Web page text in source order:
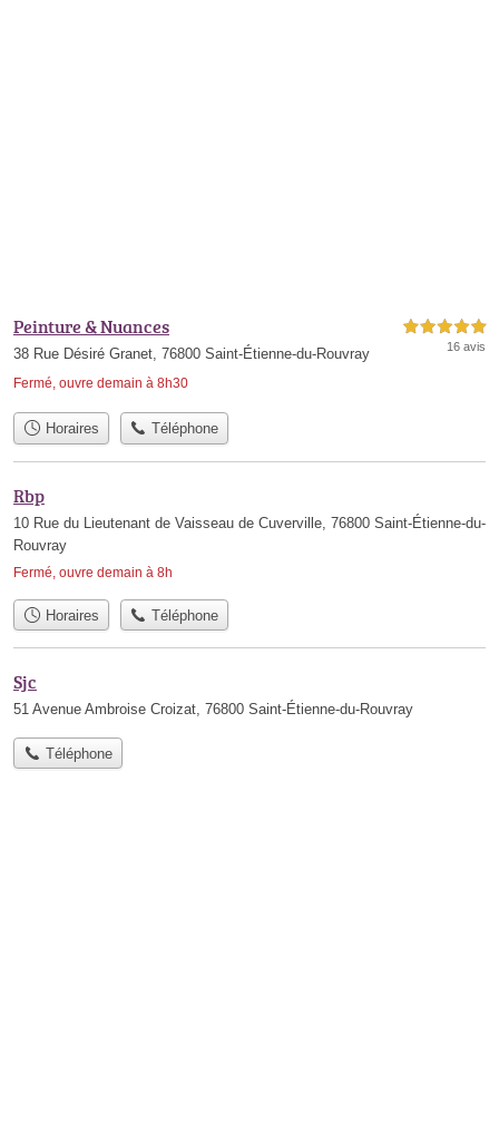
Peinture & Nuances
38 Rue Désiré Granet, 76800 Saint-Étienne-du-Rouvray
Fermé, ouvre demain à 8h30
5,0 étoiles sur 5
16 avis
Horaires Téléphone
Rbp
10 Rue du Lieutenant de Vaisseau de Cuverville, 76800 Saint-Étienne-du-
Rouvray
Fermé, ouvre demain à 8h
Horaires Téléphone
Sjc
51 Avenue Ambroise Croizat, 76800 Saint-Étienne-du-Rouvray
Téléphone